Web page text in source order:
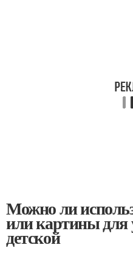
Можно ли
или картины для
детской